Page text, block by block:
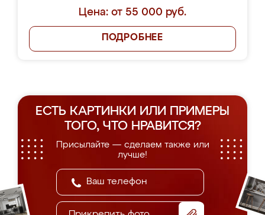
Цена: от 55 000 руб.
ПОДРОБНЕЕ
ЕСТЬ КАРТИНКИ ИЛИ ПРИМЕРЫ
ТОГО, ЧТО НРАВИТСЯ?
Присылайте — сделаем также или
лучше!